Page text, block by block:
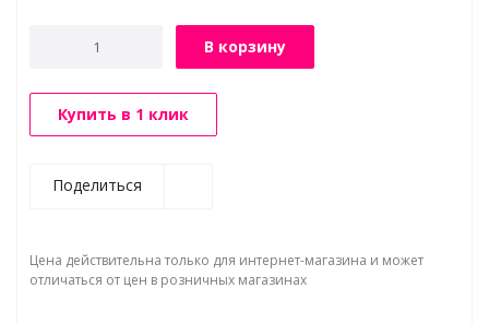
В корзину
Купить в 1 клик
Поделиться
Цена действительна только для интернет-магазина и может
отличаться от цен в розничных магазинах